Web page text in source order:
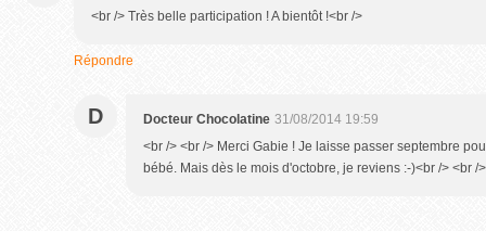
<br /> Très belle participation ! A bientôt !<br />
Répondre
D Docteur Chocolatine 31/08/2014 19:59
<br /> <br /> Merci Gabie ! Je laisse passer septembre
bébé. Mais dès le mois d'octobre, je reviens :-)<br /> <br /